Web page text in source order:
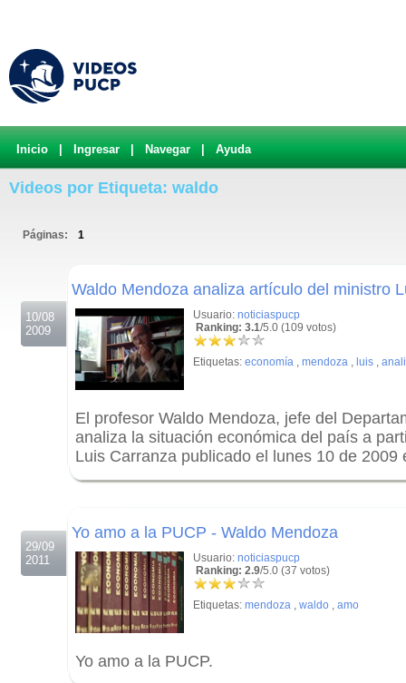
Inicio Ingresar Navegar Ayuda
Videos por Etiqueta: waldo
Páginas: 1
10/08
2009
Waldo Mendoza analiza artículo del ministro
Usuario: noticiaspucp
Ranking: 3.1/5.0 (109 votos)
Etiquetas: economía , mendoza , luis ,
El profesor Waldo Mendoza, jefe del
analiza la situación económica del país a
Luis Carranza publicado el lunes 10 de 2009
29/09
2011
Yo amo a la PUCP - Waldo Mendoza
Usuario: noticiaspucp
Ranking: 2.9/5.0 (37 votos)
Etiquetas: mendoza , waldo , amo
Yo amo a la PUCP.